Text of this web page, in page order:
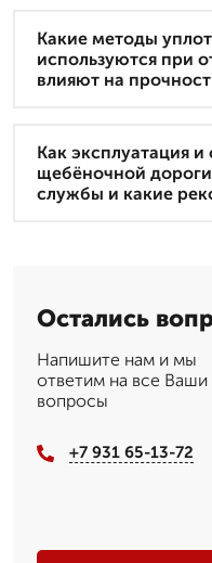
Какие методы
используются при
влияют на
Как эксплуатация
щебёночной
службы и какие
Остались
Напишите нам и мы
ответим на все Ваши
вопросы
+7 931 65-13-72